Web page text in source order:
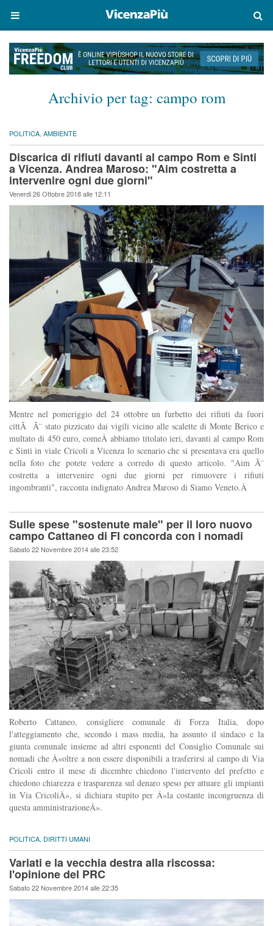
Archivio per tag: campo rom
POLITICA, AMBIENTE
Discarica di rifiuti davanti al campo Rom e Sinti
a Vicenza. Andrea Maroso: "Aim costretta a
intervenire ogni due giorni"
Venerdi 26 Ottobre 2018 alle 12:11
Mentre nel pomeriggio del 24 ottobre un furbetto dei rifiuti da fuori
cittÃ Ã¨ stato pizzicato dai vigili vicino alle scalette di Monte Berico e
multato di 450 euro, comeÂ abbiamo titolato ieri, davanti al campo Rom
e Sinti in viale Cricoli a Vicenza lo scenario che si presentava era quello
nella foto che potete vedere a corredo di questo articolo. "Aim Ã¨
costretta a intervenire ogni due giorni per rimuovere i rifiuti
ingombranti", racconta indignato Andrea Maroso di Siamo Veneto.Â
Sulle spese "sostenute male" per il loro nuovo
campo Cattaneo di FI concorda con i nomadi
Sabato 22 Novembre 2014 alle 23:52
Roberto Cattaneo, consigliere comunale di Forza Italia, dopo
l'atteggiamento che, secondo i mass media, ha assunto il sindaco e la
giunta comunale insieme ad altri esponenti del Consiglio Comunale sui
nomadi che Â«oltre a non essere disponibili a trasferirsi al campo di Via
Cricoli entro il mese di dicembre chiedono l'intervento del prefetto e
chiedono chiarezza e trasparenza sul denaro speso per attuare gli impianti
in Via CricoliÂ», si dichiara stupito per Â«la costante incongruenza di
questa amministrazioneÂ».
POLITICA DIRITTI UMANI
Variati e la vecchia destra alla riscossa:
l'opinione del PRC
Sabato 22 Novembre 2014 alle 22:35